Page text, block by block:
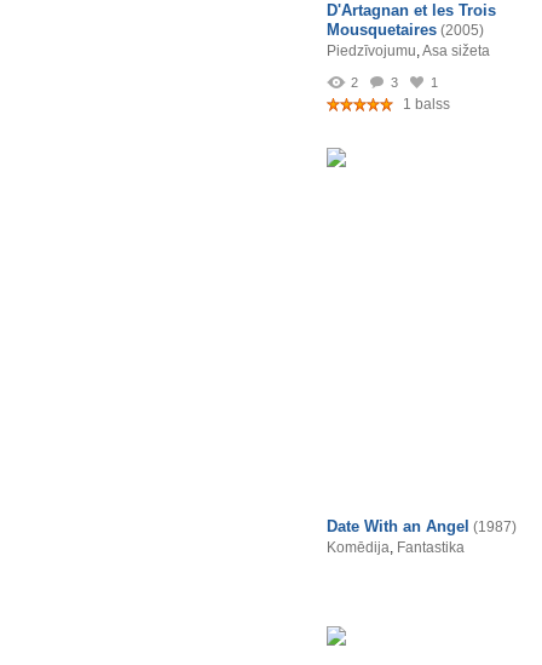
D'Artagnan et les Trois
Mousquetaires (2005)
Piedzīvojumu,Asa sižeta
2 3 1
1 balss
Date With an Angel (1987)
Komēdija, Fantastika